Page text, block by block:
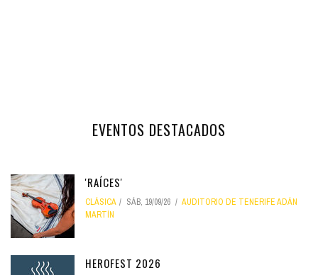
EVENTOS DESTACADOS
'RAÍCES'
CLÁSICA SÁB, 19/09/26
AUDITORIO DE TENERIFE ADÁN
MARTÍN
HEROFEST 2026